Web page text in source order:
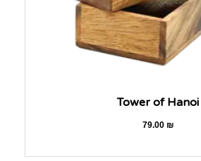
Tower of Hanoi
79.00₪